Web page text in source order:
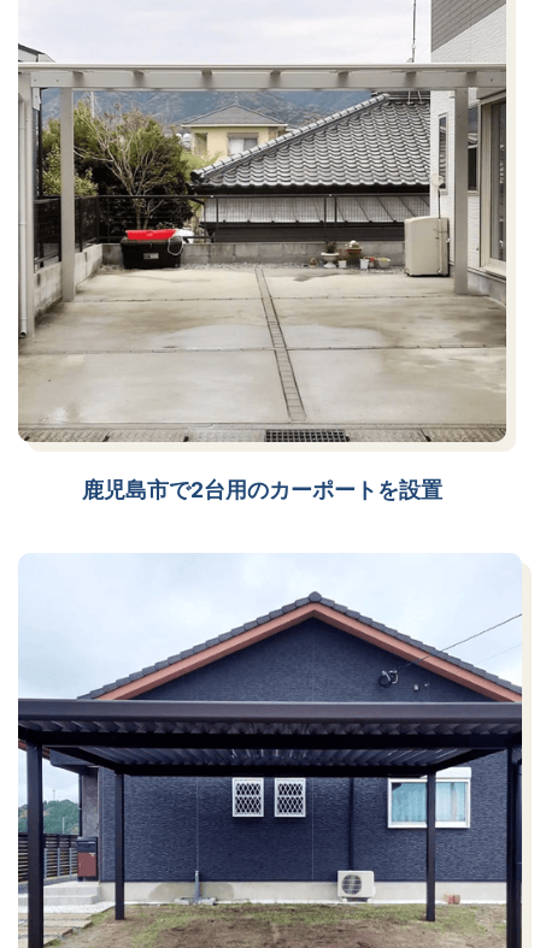
鹿児島市で2台用のカーポートを設置